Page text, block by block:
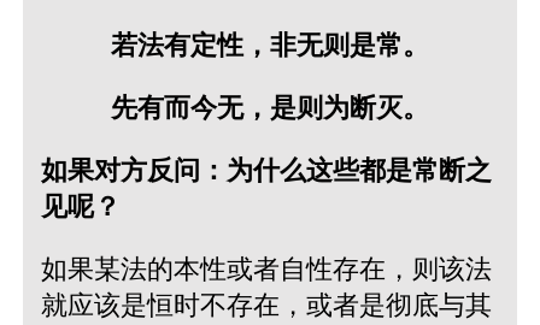
若法有定性，非无则是常。
先有而今无，是则为断灭。
如果对方反问：为什么这些都是常断之
见呢？
如果某法的本性或者自性存在，则该法
就应该是恒时不存在，或者是彻底与其